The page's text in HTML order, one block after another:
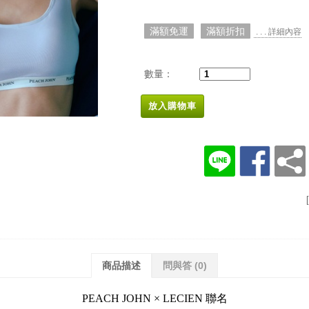
滿額免運 滿額折扣 . . . 詳細內容
數量：
放入購物車
商品描述 問與答 (0)